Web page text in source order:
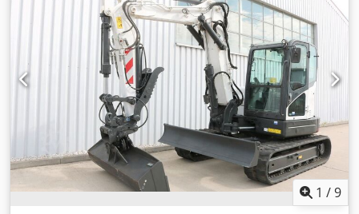
, toplam uzunluk:2.779 mm, çekiş tipi:Diesel
inşaat genişliği:1.290 mm, Dizel Çatal Asansör Yük
Merkezi: 500 ISO Sınıfı: ISO Sınıfı 3 = 2.500 - 4.999 kg Direk
Tipi: Triplex Şanzıman: Tork Konvertörlü Hız Sınıfı: 20
Dwsdpfxezqwfco Anzoa Durum: Sıfır Teknik Durum: Yeni
Ön Lastik Tipi: Süper Elastik Ön Lastik Boyutu: 2.50x15-18
Ön Lastik Durumu: %80 - %100 Arka Lastik Tipi: Süper
Elastik Arka Lastik Boyutu: 6.50x10-12 Arka Lastik Durumu:
%80 - %100 Yan kaydırma, çatalları ayarlama cihazı, 3.
hidrolik çıkışı, 4. hidrolik çıkışı, arka çalışma lambası, ön
çalışma lambası, ısıtma, tam kabin, tam serbest kaldırma,
CE sertifikası, iç ayna, dış ayna, döner lamba, silecek.
1 /9